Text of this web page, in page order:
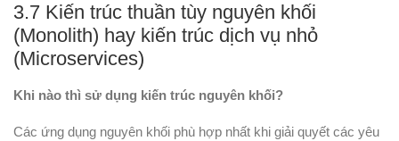
3.7 Kiến trúc thuần tùy nguyên khối
(Monolith) hay kiến trúc dịch vụ nhỏ
(Microservices)
Khi nào thì sử dụng kiến trúc nguyên khối?
Các ứng dụng nguyên khối phù hợp nhất khi giải quyết các yêu